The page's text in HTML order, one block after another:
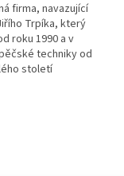
firma, navazující
Trpíka, který
roku 1990 a v
techniky od
století